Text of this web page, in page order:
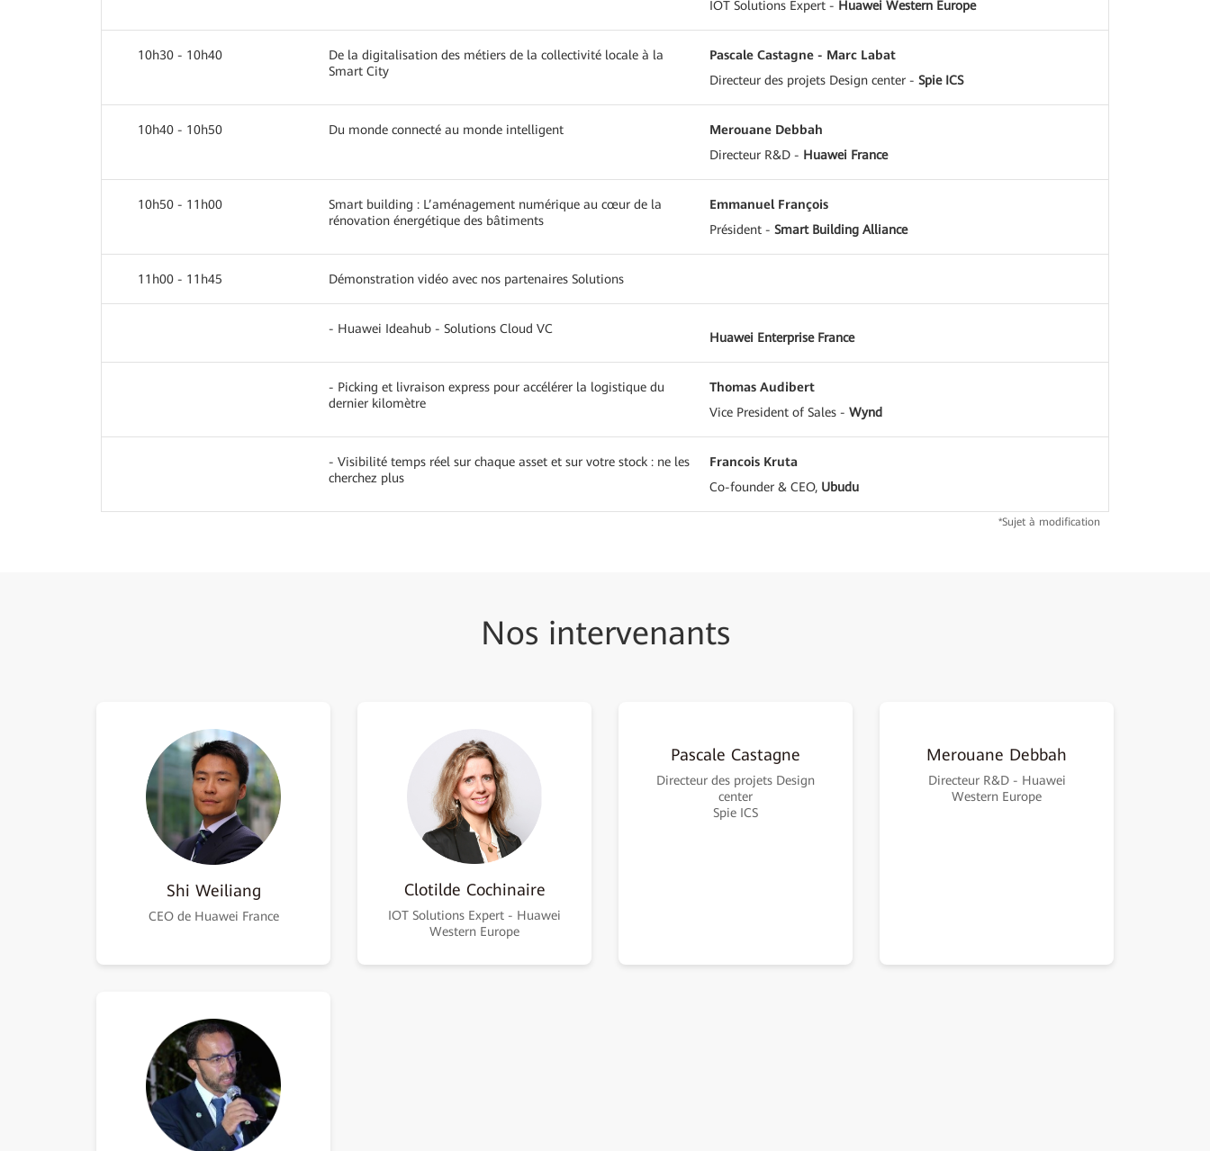
IOT Solutions Expert - Huawei Western Europe
10h30 - 10h40
De la digitalisation des métiers de la collectivité locale à la
Smart City
Pascale Castagne - Marc Labat
Directeur des projets Design center - Spie ICS
10h40 - 10h50 Du monde connecté au monde intelligent
Merouane Debbah
Directeur R&D - Huawei France
10h50 - 11h00
Smart building : L’aménagement numérique au cœur de la
rénovation énergétique des bâtiments
Emmanuel François
Président - Smart Building Alliance
11h00 - 11h45 Démonstration vidéo avec nos partenaires Solutions
- Huawei Ideahub - Solutions Cloud VC
Huawei Enterprise France
- Picking et livraison express pour accélérer la logistique du
dernier kilomètre
Thomas Audibert
Vice President of Sales - Wynd
- Visibilité temps réel sur chaque asset et sur votre stock : ne les
cherchez plus
Francois Kruta
Co-founder & CEO, Ubudu
*Sujet à modification
Nos intervenants
Shi Weiliang
CEO de Huawei France
Clotilde Cochinaire
IOT Solutions Expert - Huawei
Western Europe
Pascale Castagne
Directeur des projets Design
center
Spie ICS
Merouane Debbah
Directeur R&D - Huawei
Western Europe